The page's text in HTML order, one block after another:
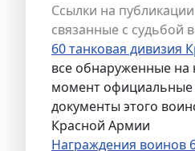
Ссылки на
связанные с судьбой
60 танковая дивизия
все обнаруженные на
момент официальные
документы этого
Красной Армии
Награждения воинов